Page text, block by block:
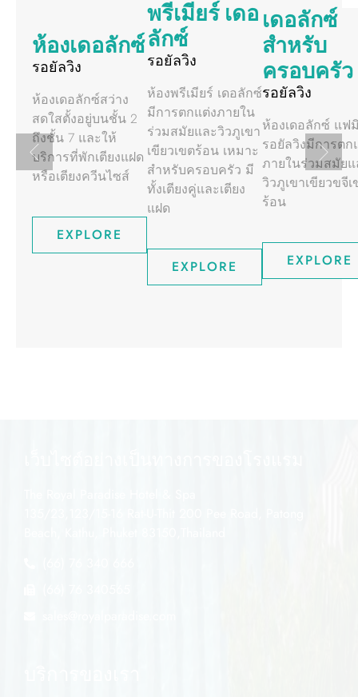
ห้องเดอลักซ์
รอยัลวิง
ห้องเดอลักซ์สว่าง
สดใสตั้งอยู่บนชั้น 2
ถึงชั้น 7 และให้
บริการที่พักเตียงแฝด
หรือเตียงควีนไซส์
EXPLORE
พรีเมียร์ เดอ
ลักซ์
รอยัลวิง
ห้องพรีเมียร์ เดอลักซ์
มีการตกแต่งภายใน
ร่วมสมัยและวิวภูเขา
เขียวเขตร้อน เหมาะ
สำหรับครอบครัว มี
ทั้งเตียงคู่และเตียง
แฝด
EXPLORE
เดอลักซ์
สำหรับ
ครอบครัว
รอยัลวิง
ห้องเดอลักซ์ แฟ
รอยัลวิงมีการตก
ภายในร่วมสมัย
วิวภูเขาเขียวขจี
ร้อน
EXPLORE